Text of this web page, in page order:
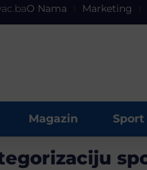
O Nama Marketing
Magazin Sport